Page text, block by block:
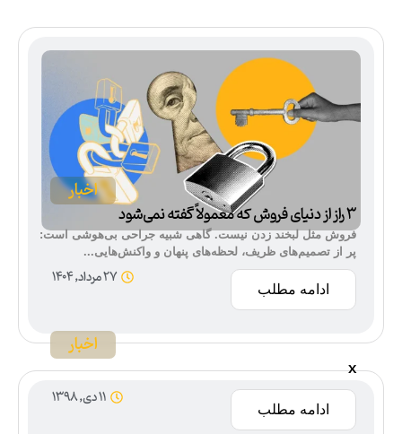
اخبار
۳ راز از دنیای فروش که معمولاً گفته نمی‌شود
فروش مثل لبخند زدن نیست. گاهی شبیه جراحی بی‌هوشی است:
پر از تصمیم‌های ظریف، لحظه‌های پنهان و واکنش‌هایی...
ادامه مطلب
27 مرداد, 1404
اخبار
x
ادامه مطلب
11 دی, 1398